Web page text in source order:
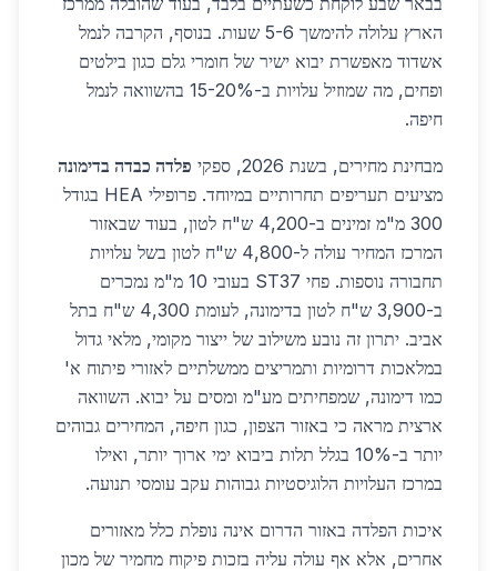
הארץ עלולה להימשך 5-6 שעות. בנוסף, הקרבה לנמל
אשדוד מאפשרת יבוא ישיר של חומרי גלם כגון בילטים
ופחים, מה שמוזיל עלויות ב-15-20% בהשוואה לנמל
חיפה.
מבחינת מחירים, בשנת 2026, ספקי
פלדה כבדה בדימונה
מציעים תעריפים תחרותיים במיוחד. פרופילי HEA בגודל
300 מ"מ זמינים ב-4,200 ש"ח לטון, בעוד שבאזור
המרכז המחיר עולה ל-4,800 ש"ח לטון בשל עלויות
תחבורה נוספות. פחי ST37 בעובי 10 מ"מ נמכרים
ב-3,900 ש"ח לטון בדימונה, לעומת 4,300 ש"ח בתל
אביב. יתרון זה נובע משילוב של ייצור מקומי, מלאי גדול
במלאכות דרומיות ותמריצים ממשלתיים לאזורי פיתוח א'
כמו דימונה, שמפחיתים מע"מ ומסים על יבוא. השוואה
ארצית מראה כי באזור הצפון, כגון חיפה, המחירים גבוהים
יותר ב-10% בגלל תלות ביבוא ימי ארוך יותר, ואילו
במרכז העלויות הלוגיסטיות גבוהות עקב עומסי תנועה.
איכות הפלדה באזור הדרום אינה נופלת כלל מאזורים
אחרים, אלא אף עולה עליה בזכות פיקוח מחמיר של מכון